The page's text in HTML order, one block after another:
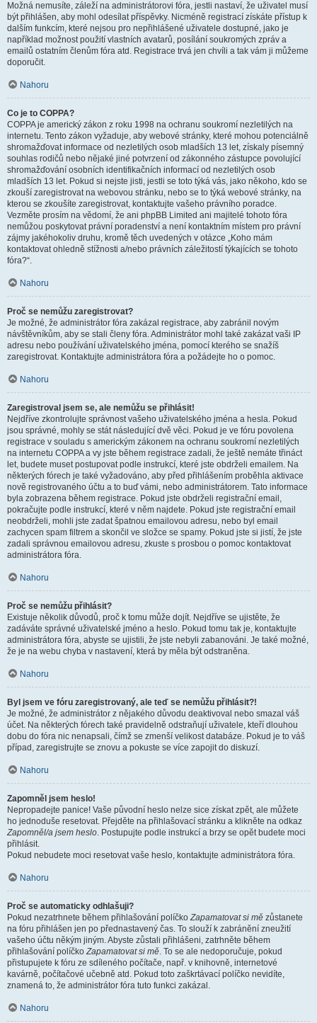
Možná nemusíte, záleží na administrátorovi fóra, jestli nastaví, že uživatel musí
být přihlášen, aby mohl odesílat příspěvky. Nicméně registrací získáte přístup k
dalším funkcím, které nejsou pro nepřihlášené uživatele dostupné, jako je
například možnost použití vlastních avatarů, posílání soukromých zpráv a
emailů ostatním členům fóra atd. Registrace trvá jen chvíli a tak vám ji můžeme
doporučit.
Nahoru
Co je to COPPA?
COPPA je americký zákon z roku 1998 na ochranu soukromí nezletilých na
internetu. Tento zákon vyžaduje, aby webové stránky, které mohou potenciálně
shromažďovat informace od nezletilých osob mladších 13 let, získaly písemný
souhlas rodičů nebo nějaké jiné potvrzení od zákonného zástupce povolující
shromažďování osobních identifikačních informací od nezletilých osob
mladších 13 let. Pokud si nejste jisti, jestli se toto týká vás, jako někoho, kdo se
zkouší zaregistrovat na webovou stránku, nebo se to týká webové stránky, na
kterou se zkoušíte zaregistrovat, kontaktujte vašeho právního poradce.
Vezměte prosím na vědomí, že ani phpBB Limited ani majitelé tohoto fóra
nemůžou poskytovat právní poradenství a není kontaktním místem pro právní
zájmy jakéhokoliv druhu, kromě těch uvedených v otázce „Koho mám
kontaktovat ohledně stížnosti a/nebo právních záležitostí týkajících se tohoto
fóra?“.
Nahoru
Proč se nemůžu zaregistrovat?
Je možné, že administrátor fóra zakázal registrace, aby zabránil novým
návštěvníkům, aby se stali členy fóra. Administrátor mohl také zakázat vaši IP
adresu nebo používání uživatelského jména, pomocí kterého se snažíš
zaregistrovat. Kontaktujte administrátora fóra a požádejte ho o pomoc.
Nahoru
Zaregistroval jsem se, ale nemůžu se přihlásit!
Nejdříve zkontrolujte správnost vašeho uživatelského jména a hesla. Pokud
jsou správné, mohly se stát následující dvě věci. Pokud je ve fóru povolena
registrace v souladu s americkým zákonem na ochranu soukromí nezletilých
na internetu COPPA a vy jste během registrace zadali, že ještě nemáte třináct
let, budete muset postupovat podle instrukcí, které jste obdrželi emailem. Na
některých fórech je také vyžadováno, aby před přihlášením proběhla aktivace
nově registrovaného účtu a to buď vámi, nebo administrátorem. Tato informace
byla zobrazena během registrace. Pokud jste obdrželi registrační email,
pokračujte podle instrukcí, které v něm najdete. Pokud jste registrační email
neobdrželi, mohli jste zadat špatnou emailovou adresu, nebo byl email
zachycen spam filtrem a skončil ve složce se spamy. Pokud jste si jistí, že jste
zadali správnou emailovou adresu, zkuste s prosbou o pomoc kontaktovat
administrátora fóra.
Nahoru
Proč se nemůžu přihlásit?
Existuje několik důvodů, proč k tomu může dojít. Nejdříve se ujistěte, že
zadáváte správné uživatelské jméno a heslo. Pokud tomu tak je, kontaktujte
administrátora fóra, abyste se ujistili, že jste nebyli zabanováni. Je také možné,
že je na webu chyba v nastavení, která by měla být odstraněna.
Nahoru
Byl jsem ve fóru zaregistrovaný, ale teď se nemůžu přihlásit?!
Je možné, že administrátor z nějakého důvodu deaktivoval nebo smazal váš
účet. Na některých fórech také pravidelně odstraňují uživatele, kteří dlouhou
dobu do fóra nic nenapsali, čímž se zmenší velikost databáze. Pokud je to váš
případ, zaregistrujte se znovu a pokuste se více zapojit do diskuzí.
Nahoru
Zapomněl jsem heslo!
Nepropadejte panice! Vaše původní heslo nelze sice získat zpět, ale můžete
ho jednoduše resetovat. Přejděte na přihlašovací stránku a klikněte na odkaz
Zapomněl/a jsem heslo. Postupujte podle instrukcí a brzy se opět budete moci
přihlásit.
Pokud nebudete moci resetovat vaše heslo, kontaktujte administrátora fóra.
Nahoru
Proč se automaticky odhlašuji?
Pokud nezatrhnete během přihlašování políčkoZapamatovat si mě zůstanete
na fóru přihlášen jen po přednastavený čas. To slouží k zabránění zneužití
vašeho účtu někým jiným. Abyste zůstali přihlášeni, zatrhněte během
přihlašování políčkoZapamatovat si mě. To se ale nedoporučuje, pokud
přistupujete k fóru ze sdíleného počítače, např. v knihovně, internetové
kavárně, počítačové učebně atd. Pokud toto zaškrtávací políčko nevidíte,
znamená to, že administrátor fóra tuto funkci zakázal.
Nahoru